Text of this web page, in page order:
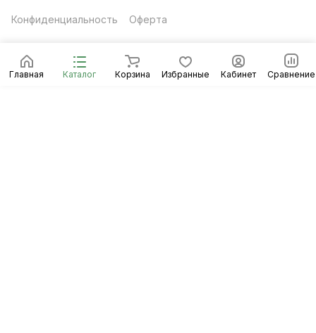
Главная Каталог Корзина Избранные Кабинет Сравнение
Конфиденциальность Оферта